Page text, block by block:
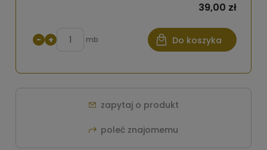
39,00 zł
− + mb Do koszyka
zapytaj o produkt
poleć znajomemu